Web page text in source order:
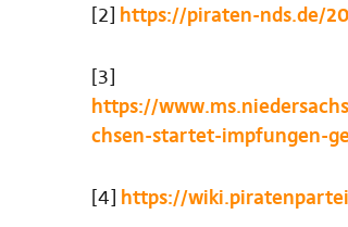
[2] https://piraten-nds.de/
[3]
https://
chsen-startet-impfungen-
[4] https://